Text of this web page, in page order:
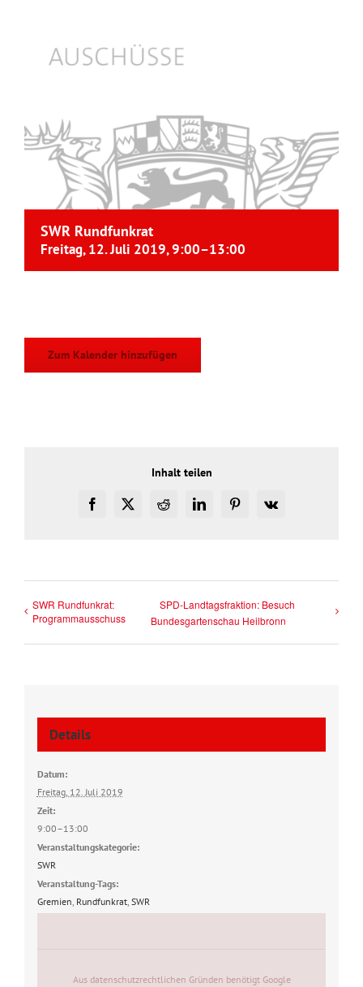
SWR Rundfunkrat
Freitag, 12. Juli 2019, 9:00–13:00
Zum Kalender hinzufügen
Inhalt teilen
Facebook
X RedditLinkedInPinterest
Vk
SWR Rundfunkrat:
Programmausschuss
SPD-Landtagsfraktion: Besuch
Bundesgartenschau Heilbronn
Details
Datum:
Freitag, 12. Juli 2019
Zeit:
9:00–13:00
Veranstaltungskategorie:
SWR
Veranstaltung-Tags:
Gremien Rundfunkrat, SWR
Aus datenschutzrechtlichen Gründen benötigt Google